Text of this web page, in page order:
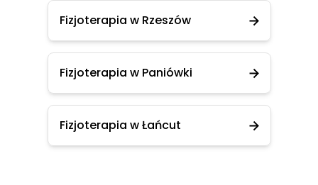
Fizjoterapia w Rzeszów
Fizjoterapia w Paniówki
Fizjoterapia w Łańcut